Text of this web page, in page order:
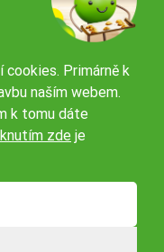
cookies. Primárně k
naším webem.
k tomu dáte
zde je